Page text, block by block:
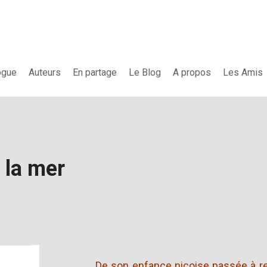
Auteurs En partage Le Blog A propos Les Amis
la mer